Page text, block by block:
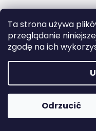
Ta strona używa
przeglądanie
zgodę na ich
Odrzucić
l
e
c
a
m
y
CREMO,
CHŁODZĄCY
PO
Copyright 2026
zastrzeżone.